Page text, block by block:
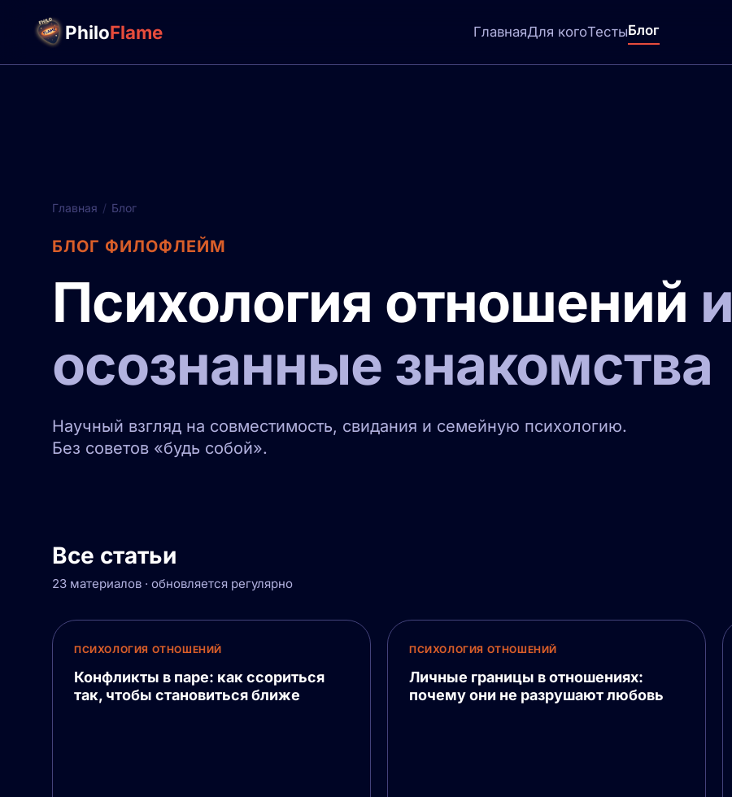
PhiloFlame ГлавнаяДля когоТестыБлог
Главная / Блог
БЛОГ ФИЛОФЛЕЙМ
Психология отношений и
осознанные знакомства
Научный взгляд на совместимость, свидания и семейную психологию.
Без советов «будь собой».
Все статьи
23 материалов · обновляется регулярно
ПСИХОЛОГИЯ ОТНОШЕНИЙ
Конфликты в паре: как ссориться
так, чтобы становиться ближе
ПСИХОЛОГИЯ ОТНОШЕНИЙ
Личные границы в отношениях:
почему они не разрушают любовь